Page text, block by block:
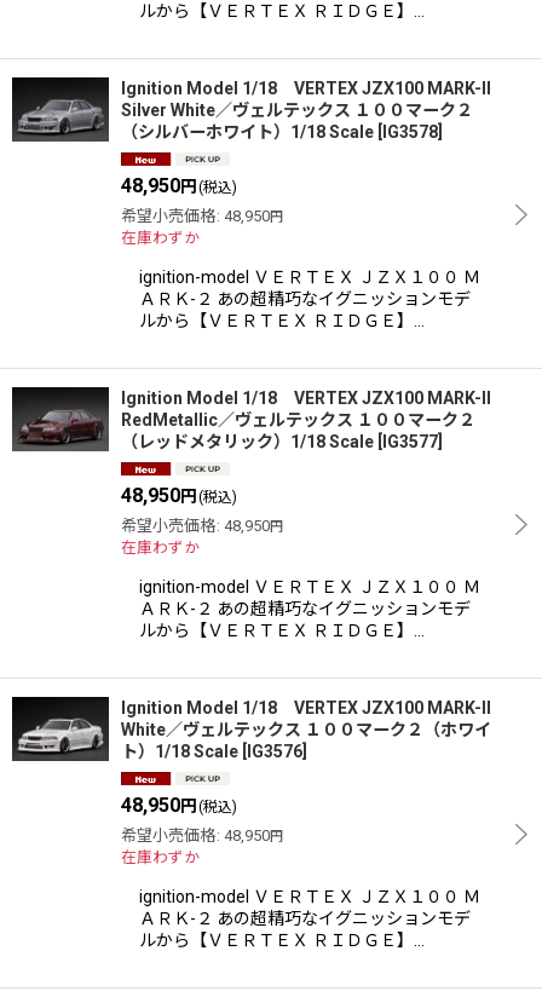
ルから【ＶＥＲＴＥＸ ＲＩＤＧＥ】…
Ignition Model 1/18 VERTEX JZX100 MARK-II
Silver White／ヴェルテックス １００マーク２
（シルバーホワイト）1/18 Scale
IG3578
48,950円 (税込)
希望小売価格: 48,950円
在庫わずか
ignition-model ＶＥＲＴＥＸ ＪＺＸ１００ Ｍ
ＡＲＫ-２ あの超精巧なイグニッションモデ
ルから【ＶＥＲＴＥＸ ＲＩＤＧＥ】…
Ignition Model 1/18 VERTEX JZX100 MARK-II
RedMetallic／ヴェルテックス １００マーク２
（レッドメタリック）1/18 Scale
IG3577
48,950円 (税込)
希望小売価格: 48,950円
在庫わずか
ignition-model ＶＥＲＴＥＸ ＪＺＸ１００ Ｍ
ＡＲＫ-２ あの超精巧なイグニッションモデ
ルから【ＶＥＲＴＥＸ ＲＩＤＧＥ】…
Ignition Model 1/18 VERTEX JZX100 MARK-II
White／ヴェルテックス １００マーク２（ホワイ
ト）1/18 Scale
IG3576
48,950円 (税込)
希望小売価格: 48,950円
在庫わずか
ignition-model ＶＥＲＴＥＸ ＪＺＸ１００ Ｍ
ＡＲＫ-２ あの超精巧なイグニッションモデ
ルから【ＶＥＲＴＥＸ ＲＩＤＧＥ】…